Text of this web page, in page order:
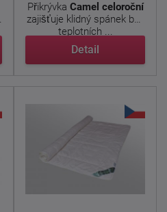
Přikrývka Camel celoroční
zajišťuje klidný spánek bez
teplotních ...
Detail